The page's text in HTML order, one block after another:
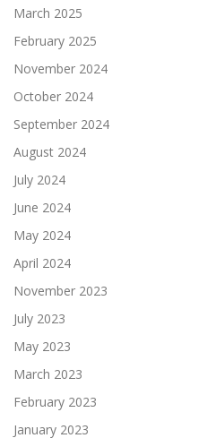
March 2025
February 2025
November 2024
October 2024
September 2024
August 2024
July 2024
June 2024
May 2024
April 2024
November 2023
July 2023
May 2023
March 2023
February 2023
January 2023